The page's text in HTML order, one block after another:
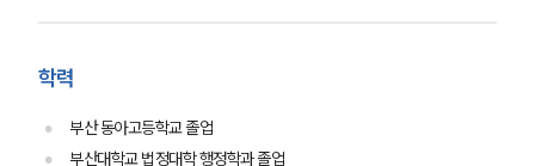
사례분석/최신동향
법률정보
학력
부산 동아고등학교 졸업
부산대학교 법정대학 행정학과 졸업